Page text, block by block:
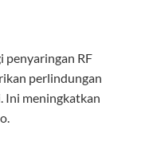
penyaringan RF
perlindungan
Ini meningkatkan